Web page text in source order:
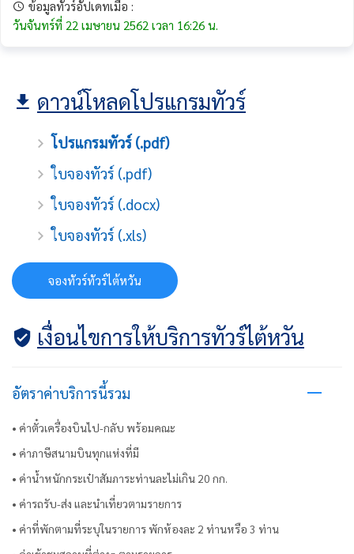
ข้อมูลทัวร์อัปเดทเมื่อ :
วันจันทร์ที่ 22 เมษายน 2562 เวลา 16:26 น.
ดาวน์โหลดโปรแกรมทัวร์
โปรแกรมทัวร์ (.pdf)
ใบจองทัวร์ (.pdf)
ใบจองทัวร์ (.docx)
ใบจองทัวร์ (.xls)
จองทัวร์ทัวร์ไต้หวัน
เงื่อนไขการให้บริการทัวร์ไต้หวัน
อัตราค่าบริการนี้รวม
• ค่าตั๋วเครื่องบินไป-กลับ พร้อมคณะ
• ค่าภาษีสนามบินทุกแห่งที่มี
• ค่าน้ำหนักกระเป๋าสัมภาระท่านละไม่เกิน 20 กก.
• ค่ารถรับ-ส่ง และนำเที่ยวตามรายการ
• ค่าที่พักตามที่ระบุในรายการ พักห้องละ 2 ท่านหรือ 3 ท่าน